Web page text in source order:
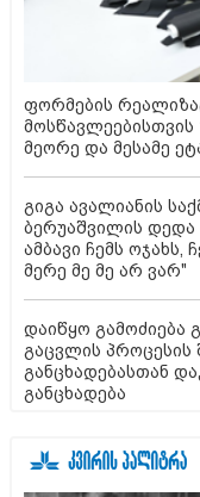
ფორმების
მეორე და მესამე
გიგა ავალიანის
ბერუაშვილის დედა
ამბავი ჩემს ოჯახს,
მერე მე მე არ ვარ"
დაიწყო გამოძიება
გაცვლის პროცესის
განცხადებასთან
განცხადება